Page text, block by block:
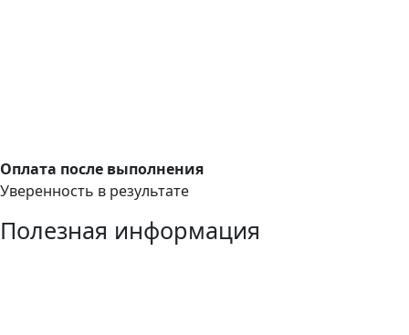
Оплата после выполнения
Уверенность в результате
Полезная информация